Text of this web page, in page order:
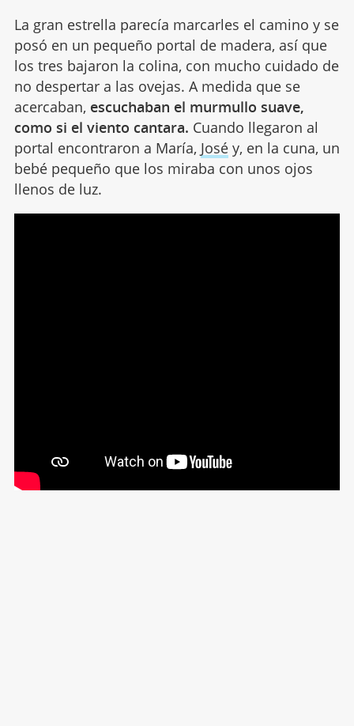
La gran estrella parecía marcarles el camino y se
posó en un pequeño portal de madera, así que
los tres bajaron la colina, con mucho cuidado de
no despertar a las ovejas. A medida que se
acercaban, escuchaban el murmullo suave,
como si el viento cantara. Cuando llegaron al
portal encontraron a María, Joséy, en la cuna, un
bebé pequeño que los miraba con unos ojos
llenos de luz.